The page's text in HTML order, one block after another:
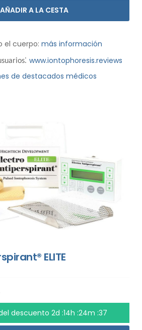
AÑADIR A LA CESTA
el cuerpo: más información
: www.iontophoresis.reviews
de destacados médicos
ELITE
descuento 2d :14h :24m :36